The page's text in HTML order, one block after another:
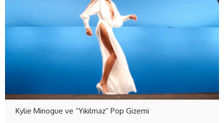
Kylie Minogue ve “Yıkılmaz” Pop Gizemi